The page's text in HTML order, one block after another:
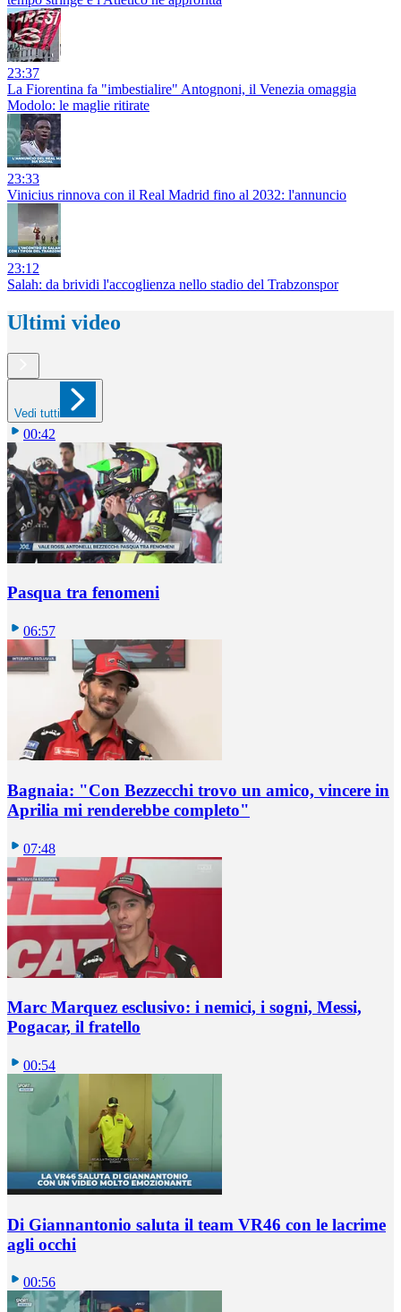
23:37
La Fiorentina fa "imbestialire" Antognoni, il Venezia omaggia
Modolo: le maglie ritirate
23:33
Vinicius rinnova con il Real Madrid fino al 2032: l'annuncio
23:12
Salah: da brividi l'accoglienza nello stadio del Trabzonspor
Ultimi video
Vedi tutti
00:42
Pasqua tra fenomeni
06:57
Bagnaia: "Con Bezzecchi trovo un amico, vincere in
Aprilia mi renderebbe completo"
07:48
Marc Marquez esclusivo: i nemici, i sogni, Messi,
Pogacar, il fratello
00:54
Di Giannantonio saluta il team VR46 con le lacrime
agli occhi
00:56